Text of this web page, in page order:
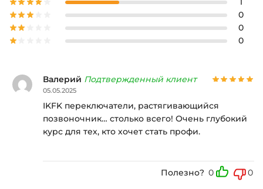
0
0
0
Валерий Подтвержденный клиент
05.05.2025
IKFK переключатели, растягивающийся
позвоночник… столько всего! Очень глубокий
курс для тех, кто хочет стать профи.
Полезно? 0 0